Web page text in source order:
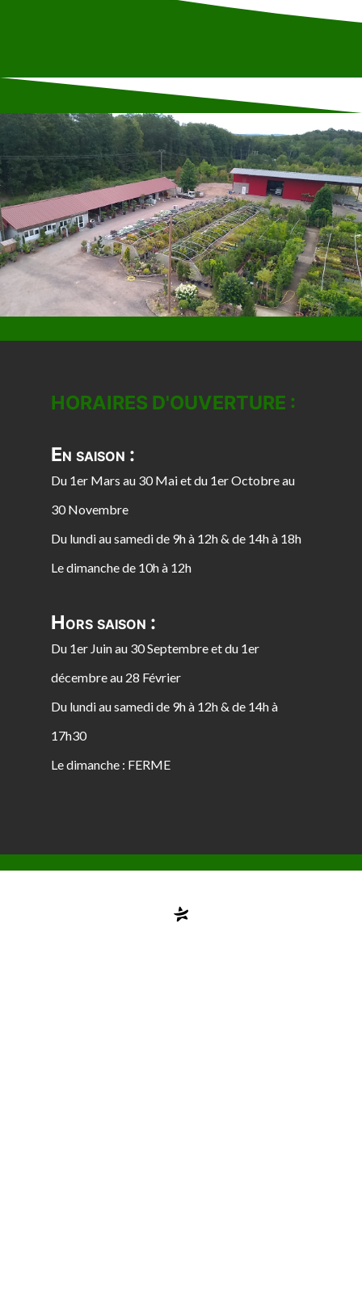
HORAIRES D'OUVERTURE :
En saison :
Du 1er Mars au 30 Mai et du 1er Octobre au
30 Novembre
Du lundi au samedi de 9h à 12h & de 14h à 18h
Le dimanche de 10h à 12h
Hors saison :
Du 1er Juin au 30 Septembre et du 1er
décembre au 28 Février
Du lundi au samedi de 9h à 12h & de 14h à
17h30
Le dimanche : FERME